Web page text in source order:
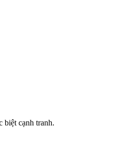
biệt cạnh tranh.